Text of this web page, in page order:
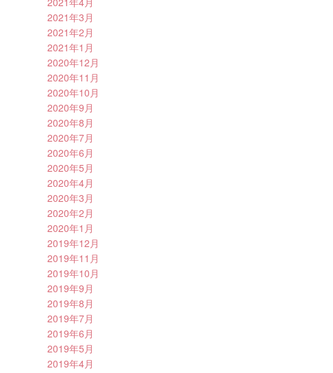
2021年3月
2021年2月
2021年1月
2020年12月
2020年11月
2020年10月
2020年9月
2020年8月
2020年7月
2020年6月
2020年5月
2020年4月
2020年3月
2020年2月
2020年1月
2019年12月
2019年11月
2019年10月
2019年9月
2019年8月
2019年7月
2019年6月
2019年5月
2019年4月